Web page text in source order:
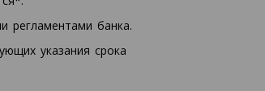
регламентами банка.
указания срока